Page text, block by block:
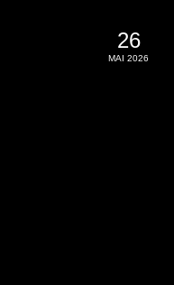
26
MAI 2026